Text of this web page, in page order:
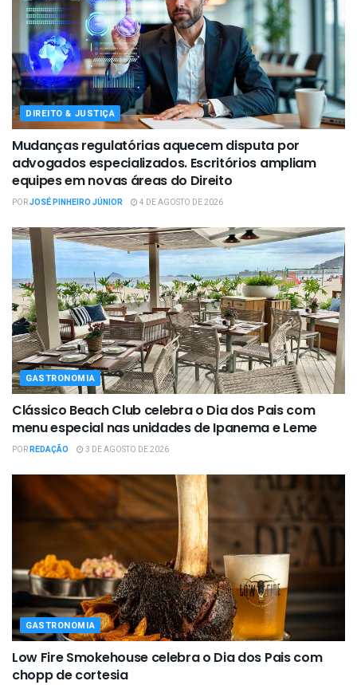
DIREITO & JUSTIÇA
Mudanças regulatórias aquecem disputa por
advogados especializados. Escritórios ampliam
equipes em novas áreas do Direito
PORJOSÉ PINHEIRO JÚNIOR 4 DE AGOSTO DE 2026
GASTRONOMIA
Clássico Beach Club celebra o Dia dos Pais com
menu especial nas unidades de Ipanema e Leme
PORREDAÇÃO 3 DE AGOSTO DE 2026
GASTRONOMIA
Low Fire Smokehouse celebra o Dia dos Pais com
chopp de cortesia